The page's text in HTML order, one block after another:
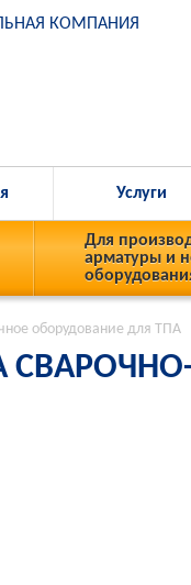
Услуги
Для
арматуры и
оборудование для ТПА